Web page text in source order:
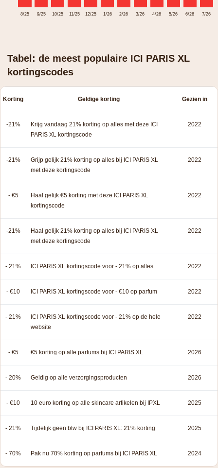
8/25 9/25 10/25 11/25 12/25 1/26 2/26 3/26 4/26 5/26 6/26 7/26
Tabel: de meest populaire ICI PARIS XL
kortingscodes
Korting Geldige korting Gezien in
-21%
Krijg vandaag 21% korting op alles met deze ICI
PARIS XL kortingscode
2022
-21%
Grijp gelijk 21% korting op alles bij ICI PARIS XL
met deze kortingscode
2022
- €5
Haal gelijk €5 korting met deze ICI PARIS XL
kortingscode
2022
-21%
Haal gelijk 21% korting op alles bij ICI PARIS XL
met deze kortingscode
2022
- 21% ICI PARIS XL kortingscode voor - 21% op alles 2022
- €10 ICI PARIS XL kortingscode voor - €10 op parfum 2022
- 21%
ICI PARIS XL kortingscode voor - 21% op de hele
website
2022
- €5 €5 korting op alle parfums bij ICI PARIS XL 2026
- 20% Geldig op alle verzorgingsproducten 2026
- €10 10 euro korting op alle skincare artikelen bij IPXL 2025
- 21% Tijdelijk geen btw bij ICI PARIS XL: 21% korting 2025
- 70% Pak nu 70% korting op parfums bij ICI PARIS XL 2024